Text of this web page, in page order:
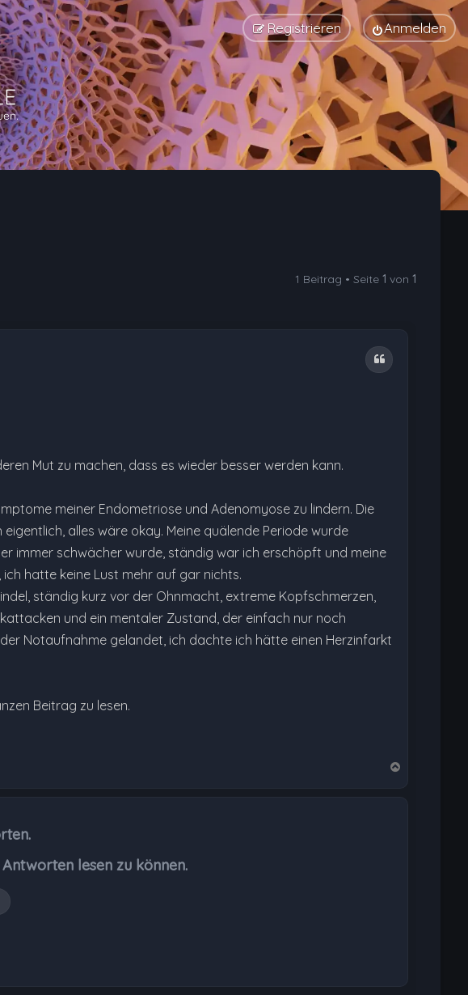
Anmelden
Registrieren
1 Beitrag • Seite1 von1
Zitat
Mut zu machen, dass es wieder besser werden kann.
meiner Endometriose und Adenomyose zu lindern. Die
alles wäre okay. Meine quälende Periode wurde
immer schwächer wurde, ständig war ich erschöpft und meine
hatte keine Lust mehr auf gar nichts.
ständig kurz vor der Ohnmacht, extreme Kopfschmerzen,
und ein mentaler Zustand, der einfach nur noch
Notaufnahme gelandet, ich dachte ich hätte einen Herzinfarkt
Beitrag zu lesen.
lesen zu können.